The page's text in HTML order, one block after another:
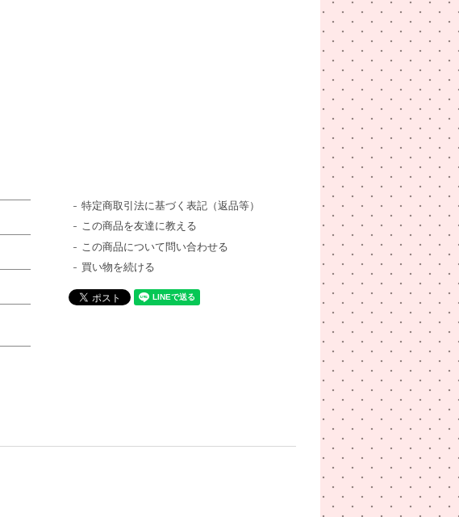
特定商取引法に基づく表記（返品等）
この商品を友達に教える
この商品について問い合わせる
買い物を続ける